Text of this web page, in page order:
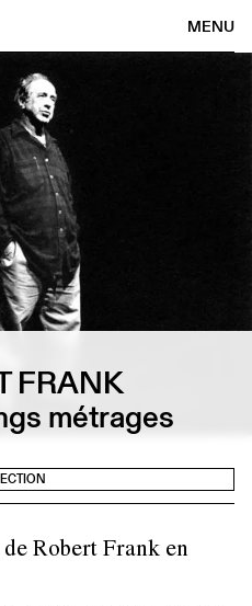
MENU
FRANK
métrages
Robert Frank en